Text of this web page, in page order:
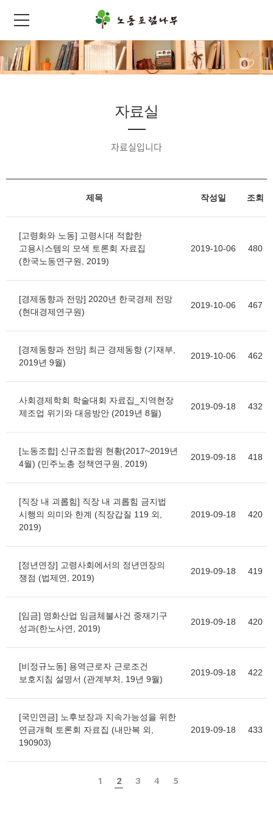
자료실
자료실입니다
제목 작성일 조회
[고령화와 노동] 고령시대 적합한
고용시스템의 모색 토론회 자료집
(한국노동연구원, 2019)
2019-10-06 480
[경제동향과 전망] 2020년 한국경제 전망
(현대경제연구원)
2019-10-06 467
[경제동향과 전망] 최근 경제동향 (기재부,
2019년 9월)
2019-10-06 462
사회경제학회 학술대회 자료집_지역현장
제조업 위기와 대응방안 (2019년 8월)
2019-09-18 432
[노동조합] 신규조합원 현황(2017~2019년
4월) (민주노총 정책연구원, 2019)
2019-09-18 418
[직장 내 괴롭힘] 직장 내 괴롭힘 금지법
시행의 의미와 한계 (직장갑질 119 외,
2019)
2019-09-18 420
[정년연장] 고령사회에서의 정년연장의
쟁점 (법제연, 2019)
2019-09-18 419
[임금] 영화산업 임금체불사건 중재기구
성과(한노사연, 2019)
2019-09-18 420
[비정규노동] 용역근로자 근로조건
보호지침 설명서 (관계부처, 19년 9월)
2019-09-18 422
[국민연금] 노후보장과 지속가능성을 위한
연금개혁 토론회 자료집 (내만복 외,
190903)
2019-09-18 433
1 2 3 4 5